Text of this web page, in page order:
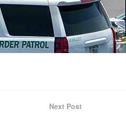
Next Post